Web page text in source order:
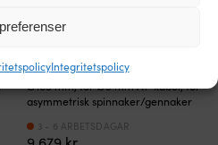
Integritetspolicy
Lintrumma & fallsvirvel Seldén GX7.5,
Ø105 mm, för Ø9 mm AT-kabel, för
asymmetrisk spinnaker/gennaker
3 - 6 ARBETSDAGAR